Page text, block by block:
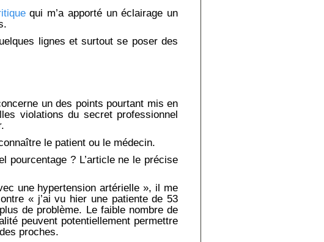
qui m’a apporté un éclairage un
lignes et surtout se poser des
un des points pourtant mis en
violations du secret professionnel
le patient ou le médecin.
pourcentage ? L’article ne le précise
une hypertension artérielle », il me
« j’ai vu hier une patiente de 53
de problème. Le faible nombre de
peuvent potentiellement permettre
proches.